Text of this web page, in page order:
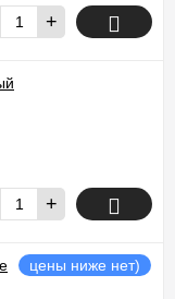
+
+
цены ниже нет)